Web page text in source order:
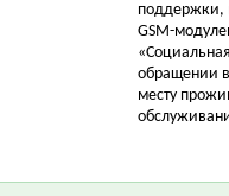
поддержки,
GSM-
обращении
месту